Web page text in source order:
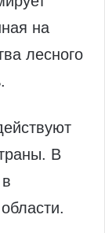
на
лесного
В